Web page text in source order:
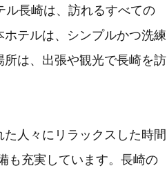
ル長崎は、訪れるすべての
テルは、シンプルかつ洗練
は、出張や観光で長崎を訪
人々にリラックスした時間
も充実しています。長崎の